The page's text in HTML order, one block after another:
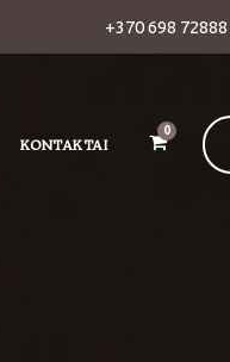
+370 698 72888
KONTAKTAI
0